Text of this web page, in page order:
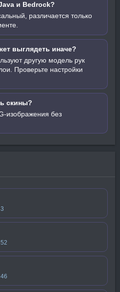
и Bedrock?
различается только
выглядеть иначе?
другую модель рук
Проверьте настройки
скины?
изображения без